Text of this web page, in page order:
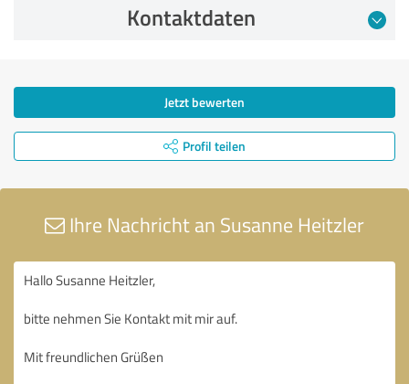
Kontaktdaten
Jetzt bewerten
Profil teilen
Ihre Nachricht an Susanne Heitzler